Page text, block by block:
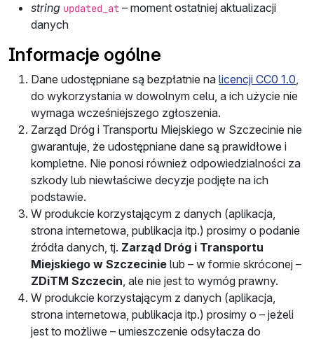
string updated_at – moment ostatniej aktualizacji
danych
Informacje ogólne
Dane udostępniane są bezpłatnie na licencji CC0 1.0,
do wykorzystania w dowolnym celu, a ich użycie nie
wymaga wcześniejszego zgłoszenia.
Zarząd Dróg i Transportu Miejskiego w Szczecinie nie
gwarantuje, że udostępniane dane są prawidłowe i
kompletne. Nie ponosi również odpowiedzialności za
szkody lub niewłaściwe decyzje podjęte na ich
podstawie.
W produkcie korzystającym z danych (aplikacja,
strona internetowa, publikacja itp.) prosimy o podanie
źródła danych, tj. Zarząd Dróg i Transportu
Miejskiego w Szczecinie lub – w formie skróconej –
ZDiTM Szczecin, ale nie jest to wymóg prawny.
W produkcie korzystającym z danych (aplikacja,
strona internetowa, publikacja itp.) prosimy o – jeżeli
jest to możliwe – umieszczenie odsyłacza do